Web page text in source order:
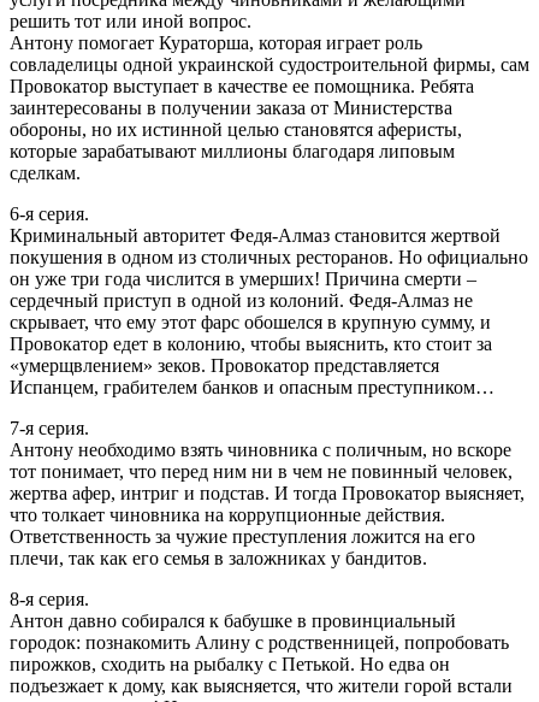
решить тот или иной вопрос.
Антону помогает Кураторша, которая играет роль
совладелицы одной украинской судостроительной фирмы, сам
Провокатор выступает в качестве ее помощника. Ребята
заинтересованы в получении заказа от Министерства
обороны, но их истинной целью становятся аферисты,
которые зарабатывают миллионы благодаря липовым
сделкам.
6-я серия.
Криминальный авторитет Федя-Алмаз становится жертвой
покушения в одном из столичных ресторанов. Но официально
он уже три года числится в умерших! Причина смерти –
сердечный приступ в одной из колоний. Федя-Алмаз не
скрывает, что ему этот фарс обошелся в крупную сумму, и
Провокатор едет в колонию, чтобы выяснить, кто стоит за
«умерщвлением» зеков. Провокатор представляется
Испанцем, грабителем банков и опасным преступником…
7-я серия.
Антону необходимо взять чиновника с поличным, но вскоре
тот понимает, что перед ним ни в чем не повинный человек,
жертва афер, интриг и подстав. И тогда Провокатор выясняет,
что толкает чиновника на коррупционные действия.
Ответственность за чужие преступления ложится на его
плечи, так как его семья в заложниках у бандитов.
8-я серия.
Антон давно собирался к бабушке в провинциальный
городок: познакомить Алину с родственницей, попробовать
пирожков, сходить на рыбалку с Петькой. Но едва он
подъезжает к дому, как выясняется, что жители горой встали